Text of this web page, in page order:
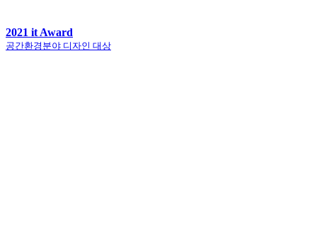
2021 it Award
공간환경분야 디자인 대상